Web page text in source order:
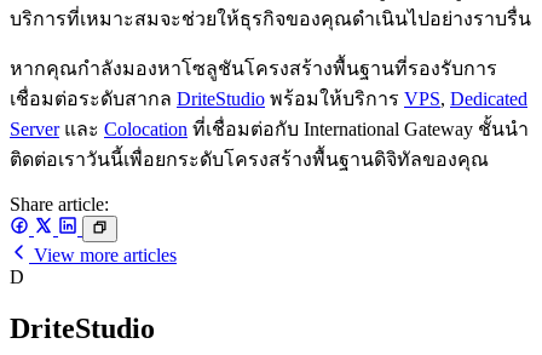
บริการที่เหมาะสมจะช่วยให้ธุรกิจของคุณดำเนินไปอย่างราบรื่น
หากคุณกำลังมองหาโซลูชันโครงสร้างพื้นฐานที่รองรับการ
เชื่อมต่อระดับสากล DriteStudio พร้อมให้บริการ VPS, Dedicated
Serverและ Colocation ที่เชื่อมต่อกับ International Gateway ชั้นนำ
ติดต่อเราวันนี้เพื่อยกระดับโครงสร้างพื้นฐานดิจิทัลของคุณ
Share article:
View more articles
D
DriteStudio